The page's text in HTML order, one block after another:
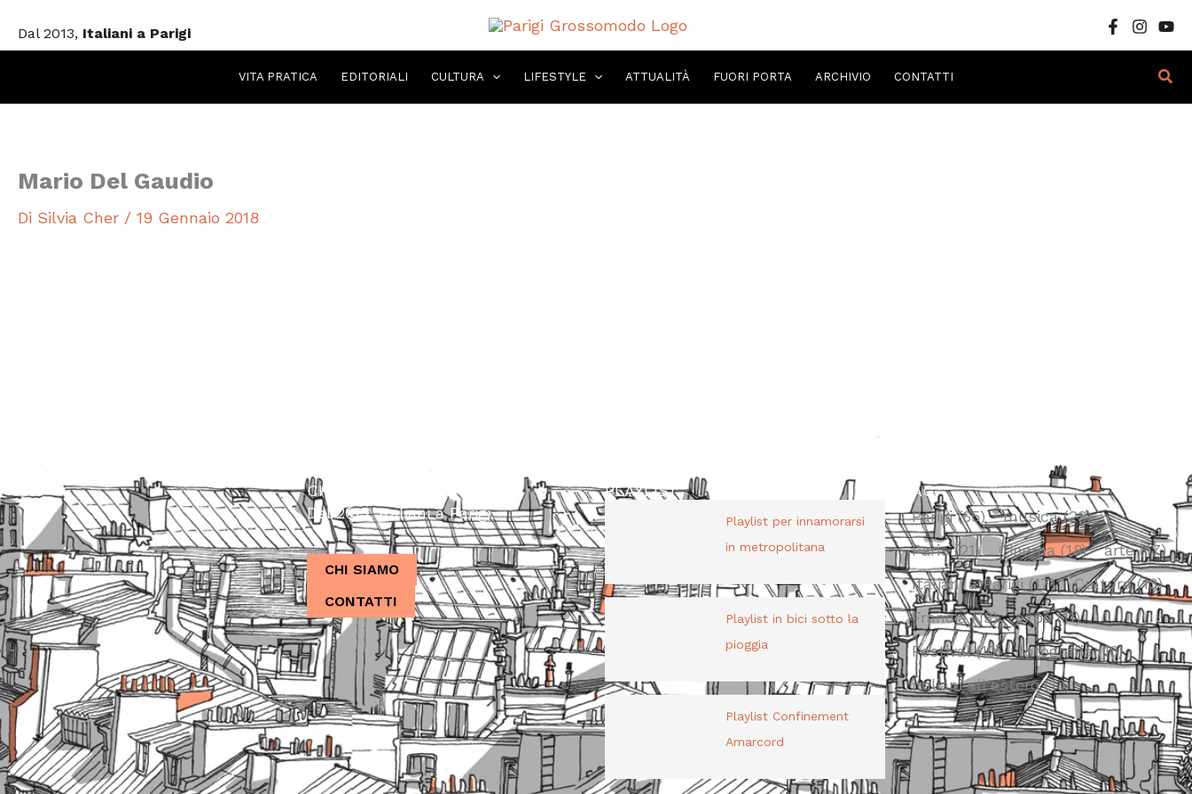
Dal 2013, Italiani a Parigi
VITA PRATICA EDITORIALI CULTURA LIFESTYLE ATTUALITÀ FUORI PORTA ARCHIVIO CONTATTI
Mario Del Gaudio
Di Silvia Cher / 19 Gennaio 2018
CHI SIAMO
Dal 2013, Italiani a Parigi.
CHI SIAMO
CONTATTI
PLAYLIST
Playlist per innamorarsi
in metropolitana
Playlist in bici sotto la
pioggia
Playlist Confinement
Amarcord
TAG
Parigi(65) musica(23)
Paris(21) Cinema (18) arte(17)
Italiani a Parigi(17) Cultura(13)
Francia(13) expo(11)
Festival(10) fotografia(10)
italiani all'estero(10)